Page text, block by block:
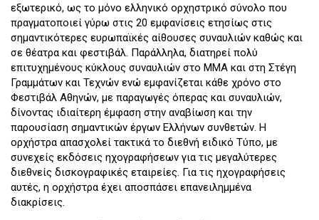
εξωτερικό, ως το μόνο ελληνικό ορχηστρικό σύνολο που
πραγματοποιεί γύρω στις 20 εμφανίσεις ετησίως στις
σημαντικότερες ευρωπαϊκές αίθουσες συναυλιών καθώς και
σε θέατρα και φεστιβάλ. Παράλληλα, διατηρεί πολύ
επιτυχημένους κύκλους συναυλιών στο ΜΜΑ και στη Στέγη
Γραμμάτων και Τεχνών ενώ εμφανίζεται κάθε χρόνο στο
Φεστιβάλ Αθηνών, με παραγωγές όπερας και συναυλιών,
δίνοντας ιδιαίτερη έμφαση στην αναβίωση και την
παρουσίαση σημαντικών έργων Ελλήνων συνθετών. Η
ορχήστρα απασχολεί τακτικά το διεθνή ειδικό Τύπο, με
συνεχείς εκδόσεις ηχογραφήσεων για τις μεγαλύτερες
διεθνείς δισκογραφικές εταιρείες. Για τις ηχογραφήσεις
αυτές, η ορχήστρα έχει αποσπάσει επανειλημμένα
διακρίσεις.